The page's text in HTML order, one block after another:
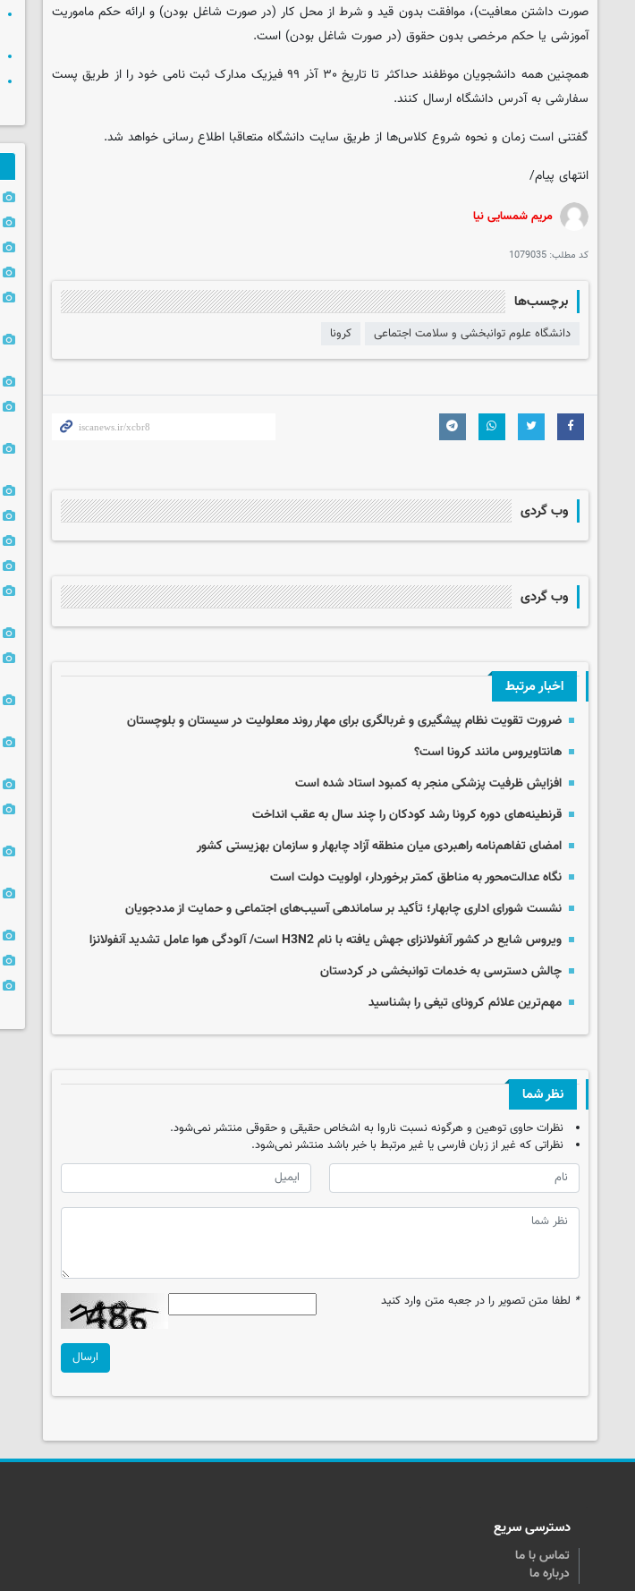
صورت داشتن معافیت)، موافقت بدون قید و شرط از محل کار (در صورت شاغل بودن) و ارائه حکم ماموریت
آموزشی یا حکم مرخصی بدون حقوق (در صورت شاغل بودن) است.
همچنین همه دانشجویان موظفند حداکثر تا تاریخ ۳۰ آذر ۹۹ فیزیک مدارک ثبت نامی خود را از طریق پست
سفارشی به آدرس دانشگاه ارسال کنند.
گفتنی است زمان و نحوه شروع کلاس‌ها از طریق سایت دانشگاه متعاقبا اطلاع رسانی خواهد شد.
انتهای پیام/
مریم شمسایی نیا
کد مطلب: 1079035
برچسب‌ها
دانشگاه علوم توانبخشی و سلامت اجتماعی کرونا
وب گردی
وب گردی
اخبار مرتبط
ضرورت تقویت نظام پیشگیری و غربالگری برای مهار روند معلولیت در سیستان و بلوچستان
هانتاویروس مانند کرونا است؟
افزایش ظرفیت پزشکی منجر به کمبود استاد شده است
قرنطینه‌های دوره کرونا رشد کودکان را چند سال به عقب انداخت
امضای تفاهم‌نامه راهبردی میان منطقه آزاد چابهار و سازمان بهزیستی کشور
نگاه عدالت‌محور به مناطق کمتر برخوردار، اولویت دولت است
نشست شورای اداری چابهار؛ تأکید بر ساماندهی آسیب‌های اجتماعی و حمایت از مددجویان
ویروس شایع در کشور آنفولانزای جهش یافته با نام H3N2 است/ آلودگی هوا عامل تشدید آنفولانزا
چالش دسترسی به خدمات توانبخشی در کردستان
مهم‌ترین علائم کرونای تیغی را بشناسید
نظر شما
نظرات حاوی توهین و هرگونه نسبت ناروا به اشخاص حقیقی و حقوقی منتشر نمی‌شود.
نظراتی که غیر از زبان فارسی یا غیر مرتبط با خبر باشد منتشر نمی‌شود.
* لطفا متن تصویر را در جعبه متن وارد کنید
ارسال
دسترسی سریع
تماس با ما
درباره ما